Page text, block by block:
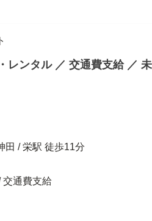
レンタル ／ 交通費支給 ／
田 / 栄駅 徒歩11分
交通費支給